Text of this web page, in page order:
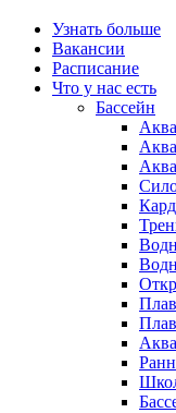
Узнать больше
Вакансии
Расписание
Что у нас есть
Бассейн